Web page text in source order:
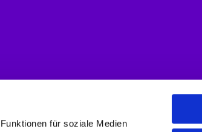
für soziale Medien